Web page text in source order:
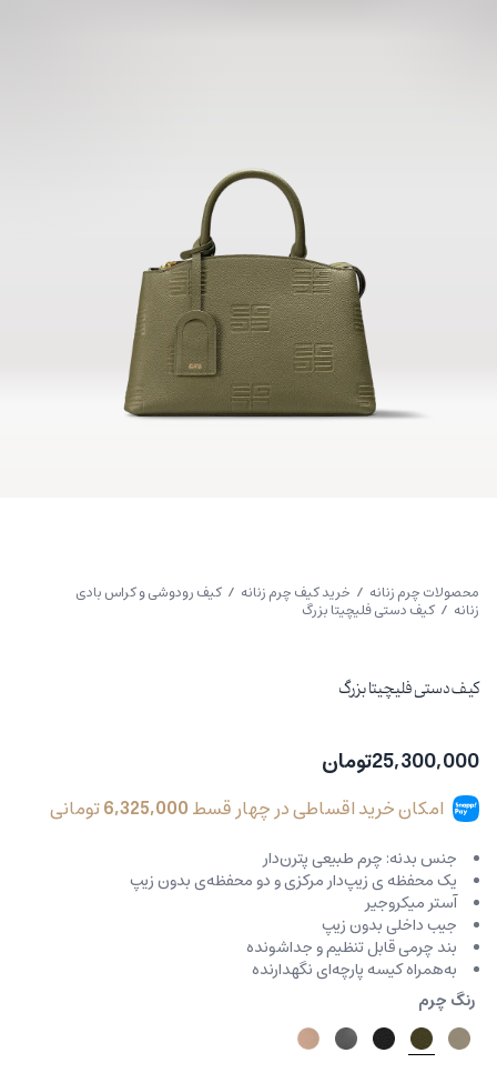
محصولات چرم زنانه / خرید کیف چرم زنانه / کیف رودوشی و کراس بادی
زنانه / کیف دستی فلیچیتا بزرگ
کیف دستی فلیچیتا بزرگ
25,300,000تومان
امکان خرید اقساطی در چهار قسط6,325,000تومانی
جنس بدنه: چرم طبیعی پترن‌دار
یک محفظه ی زیپ‌دار مرکزی و دو محفظه‌ی بدون زیپ
آستر میکروجیر
جیب داخلی بدون زیپ
بند چرمی قابل تنظیم و جداشونده
به‌همراه کیسه پارچه‌ای نگھدارنده
رنگ چرم